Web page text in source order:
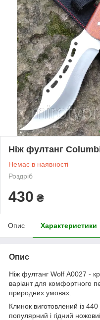
Ніж фултанг
Немає в наявності
Роздріб
430 ₴
Опис Характеристики
Опис
Ніж фултанг Wolf А0027 -
варіант для комфортного
природних умовах.
Клинок виготовлений із
популярний і гідний